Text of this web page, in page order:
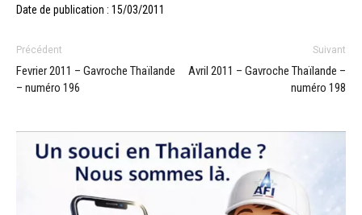
Date de publication : 15/03/2011
Précédent
Fevrier 2011 – Gavroche Thaïlande
– numéro 196
Suivant
Avril 2011 – Gavroche Thaïlande –
numéro 198